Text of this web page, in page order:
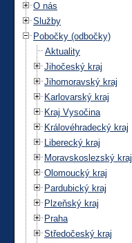
O nás
Služby
Pobočky (odbočky)
Aktuality
Jihočeský kraj
Jihomoravský kraj
Karlovarský kraj
Kraj Vysočina
Královéhradecký kraj
Liberecký kraj
Moravskoslezský kraj
Olomoucký kraj
Pardubický kraj
Plzeňský kraj
Praha
Středočeský kraj